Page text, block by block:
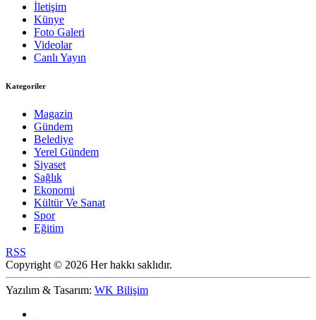
İletişim
Künye
Foto Galeri
Videolar
Canlı Yayın
Kategoriler
Magazin
Gündem
Belediye
Yerel Gündem
Siyaset
Sağlık
Ekonomi
Kültür Ve Sanat
Spor
Eğitim
RSS
Copyright © 2026 Her hakkı saklıdır.
Yazılım & Tasarım: WK Bilişim